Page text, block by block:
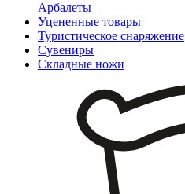
Арбалеты
Уцененные товары
Туристическое снаряжение
Сувениры
Складные ножи